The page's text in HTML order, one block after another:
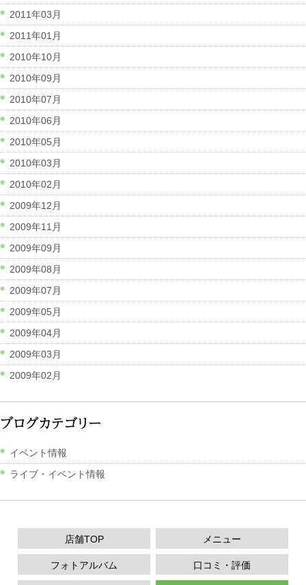
2011年03月
2011年01月
2010年10月
2010年09月
2010年07月
2010年06月
2010年05月
2010年03月
2010年02月
2009年12月
2009年11月
2009年09月
2009年08月
2009年07月
2009年05月
2009年04月
2009年03月
2009年02月
イベント情報
ライブ・イベント情報
店舗TOP メニュー
フォトアルバム 口コミ・評価